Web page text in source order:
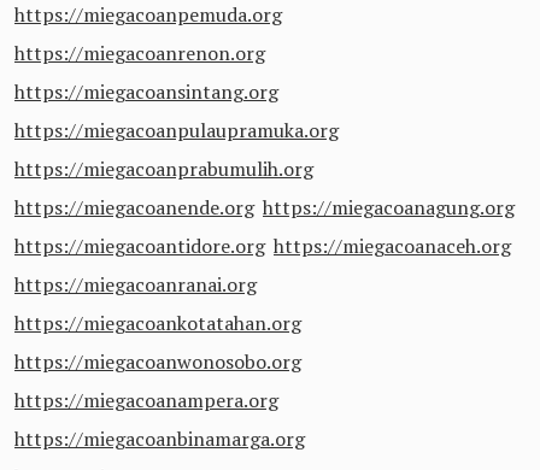
https://miegacoanpemuda.org
https://miegacoanrenon.org
https://miegacoansintang.org
https://miegacoanpulaupramuka.org
https://miegacoanprabumulih.org
https://miegacoanende.org https://miegacoanagung.org
https://miegacoantidore.org https://miegacoanaceh.org
https://miegacoanranai.org
https://miegacoankotatahan.org
https://miegacoanwonosobo.org
https://miegacoanampera.org
https://miegacoanbinamarga.org